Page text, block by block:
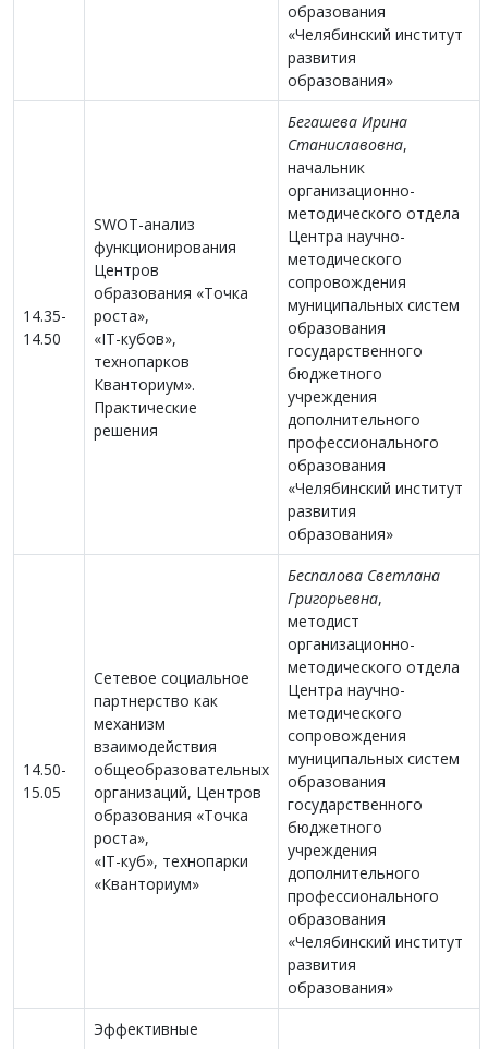
образования
«Челябинский институт
развития
образования»
14.35-
14.50
SWOT-анализ
функционирования
Центров
образования «Точка
роста»,
«IT-кубов»,
технопарков
Кванториум».
Практические
решения
Бегашева Ирина
Станиславовна,
начальник
организационно-
методического отдела
Центра научно-
методического
сопровождения
муниципальных систем
образования
государственного
бюджетного
учреждения
дополнительного
профессионального
образования
«Челябинский институт
развития
образования»
14.50-
15.05
Сетевое социальное
партнерство как
механизм
взаимодействия
общеобразовательных
организаций, Центров
образования «Точка
роста»,
«IT-куб», технопарки
«Кванториум»
Беспалова Светлана
Григорьевна,
методист
организационно-
методического отдела
Центра научно-
методического
сопровождения
муниципальных систем
образования
государственного
бюджетного
учреждения
дополнительного
профессионального
образования
«Челябинский институт
развития
образования»
Эффективные